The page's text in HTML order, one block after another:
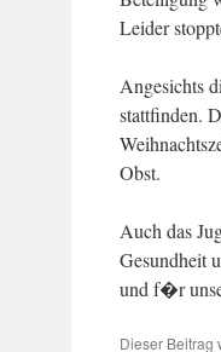
Leider
Angesichts
stattfinden.
Obst.
Auch das
Gesundheit
und f�r
Dieser Beitrag